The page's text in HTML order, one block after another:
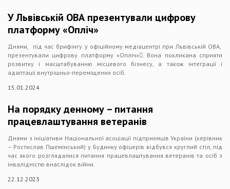
У Львівській ОВА презентували цифрову
платформу «Опліч»
Днями, під час брифінгу у офіційному медіацентрі при Львівській ОВА,
презентували цифрову платформу «Опліч». Вона покликана сприяти
розвитку і масштабуванню місцевого бізнесу, а також інтеграції і
адаптації внутрішньо-переміщених осіб.
15.01.2024
На порядку денному – питання
працевлаштування ветеранів
Днями з ініціативи Національної асоціації підприємців України (керівник
– Ростислав Пшемінський) у Будинку офіцерів відбувся круглий стіл, під
час якого розглядалися питання працевлаштування ветеранів та осіб з
інвалідністю внаслідок війни.
22.12.2023